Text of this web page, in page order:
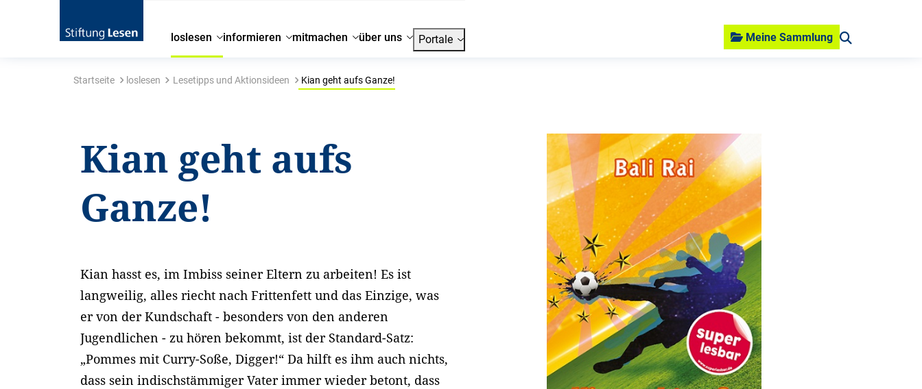
loslesen informieren mitmachen über uns Portale Meine Sammlung
Startseite loslesen Lesetipps und Aktionsideen Kian geht aufs Ganze!
Kian geht aufs
Ganze!
Kian hasst es, im Imbiss seiner Eltern zu arbeiten! Es ist
langweilig, alles riecht nach Frittenfett und das Einzige, was
er von der Kundschaft - besonders von den anderen
Jugendlichen - zu hören bekommt, ist der Standard-Satz:
„Pommes mit Curry-Soße, Digger!“ Da hilft es ihm auch nichts,
dass sein indischstämmiger Vater immer wieder betont, dass